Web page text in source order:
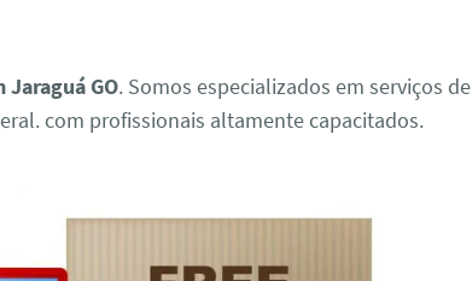
Jaraguá GO. Somos especializados em serviços de
com profissionais altamente capacitados.